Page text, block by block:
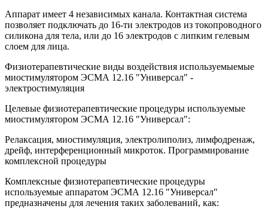
Аппарат имеет 4 независимых канала. Контактная система
позволяет подключать до 16-ти электродов из токопроводного
силикона для тела, или до 16 электродов с липким гелевым
слоем для лица.
Физиотерапевтические виды воздействия используемыемые
миостимулятором ЭСМА 12.16 "Универсал" -
электростимуляция
Целевые физиотерапевтические процедуры используемые
миостимулятором ЭСМА 12.16 "Универсал":
Релаксация, миостимуляция, электролиполиз, лимфодренаж,
дрейф, интерференционный микроток. Программирование
комплексной процедуры
Комплексные физиотерапевтические процедуры
используемые аппаратом ЭСМА 12.16 "Универсал"
предназначены для лечения таких заболеваний, как: